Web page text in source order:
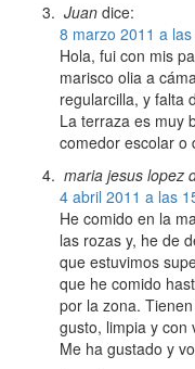
Juan dice:
8 marzo 2011 a
Hola, fui con mis
marisco olia a
regularcilla, y falta
La terraza es muy
comedor escolar o
maria jesus lopez
4 abril 2011 a las
He comido en la
las rozas y, he de
que estuvimos
que he comido
por la zona.
gusto, limpia y con
Me ha gustado y